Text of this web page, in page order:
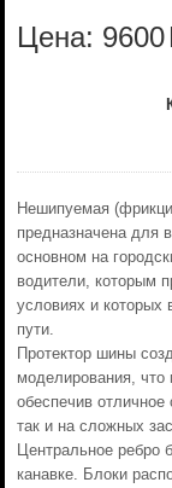
Цена: 9600
Нешипуемая
предназначена для
основном на
водители, которым
условиях и которых
пути.
Протектор шины
моделирования, что
обеспечив отличное
так и на сложных
Центральное ребро
канавке. Блоки